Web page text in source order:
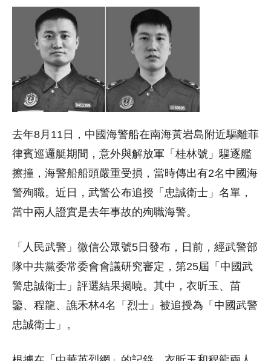
去年8月11日，中國海警船在南海黃岩島附近驅離菲
律賓巡邏艇期間，意外與解放軍「桂林號」驅逐艦
擦撞，海警船船頭嚴重受損，當時傳出有2名中國海
警殉職。近日，武警公布追授「忠誠衛士」名單，
當中兩人證實是去年事故的殉職海警。
「人民武警」微信公眾號5日發布，日前，經武警部
隊中共黨委常委會會議研究審定，第25屆「中國武
警忠誠衛士」評選結果揭曉。其中，衣昕玉、苗
鑒、程龍、譙禾林4名「烈士」被追授為「中國武警
忠誠衛士」。